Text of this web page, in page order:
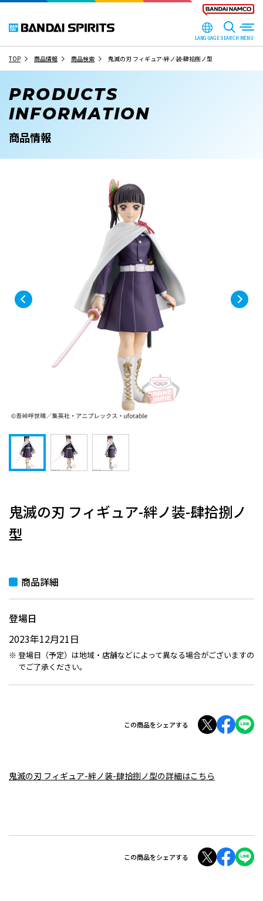
LANGUAGESEARCH
TOP 商品情報 商品検索 鬼滅の刃 フィギュア-絆ノ装-肆拾捌ノ型
PRODUCTS
INFORMATION
商品情報
鬼滅の刃 フィギュア-絆ノ装-肆拾捌ノ
型
商品詳細
登場日
2023年12月21日
登場日（予定）は地域・店舗などによって異なる場合がございますの
でご了承ください。
この商品をシェアする
鬼滅の刃 フィギュア-絆ノ装-肆拾捌ノ型の詳細はこちら
この商品をシェアする